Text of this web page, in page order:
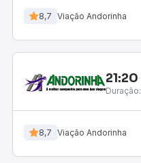
8,7 Viação Andorinha
21:20
Duração:
8,7 Viação Andorinha